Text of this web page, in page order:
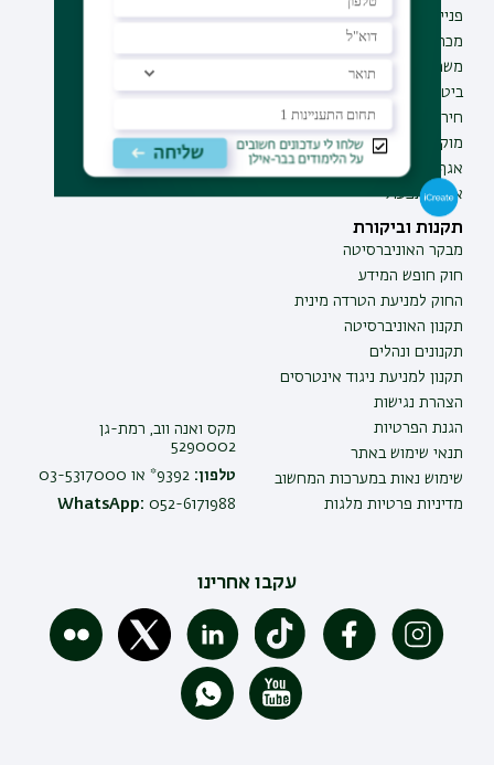
פנייה למנהל האתר
מכרזים
משרות בבר-אילן
ביטחון ובטיחות
חירום ועזרה ראשונה
מוקד בקרה לדיווחים
אגף התקשוב
אגף התפעול
תואר שלישי
תוכניות העשרה
תעודת הוראה
תקנות וביקורת
מבקר האוניברסיטה
חוק חופש המידע
החוק למניעת הטרדה מינית
תקנון האוניברסיטה
תקנונים ונהלים
תקנון למניעת ניגוד אינטרסים
הצהרת נגישות
הגנת הפרטיות
תנאי שימוש באתר
שימוש נאות במערכות המחשוב
מדיניות פרטיות מלגות
מקס ואנה ווב, רמת-גן
5290002
טלפון: 9392* או 03-5317000
WhatsApp: 052-6171988
עקבו אחרינו